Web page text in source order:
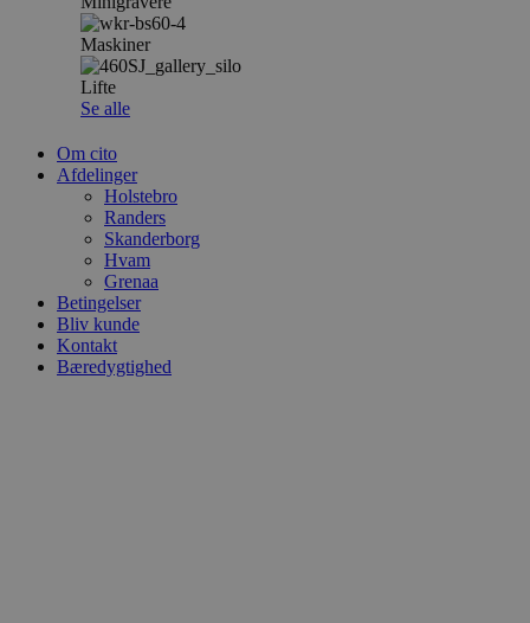
Maskiner
Lifte
Se alle
Om cito
Afdelinger
Holstebro
Randers
Skanderborg
Hvam
Grenaa
Betingelser
Bliv kunde
Kontakt
Bæredygtighed